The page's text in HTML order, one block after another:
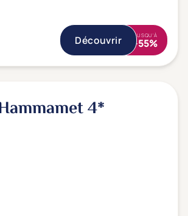
Découvrir JUSQU'À
-55%
4*